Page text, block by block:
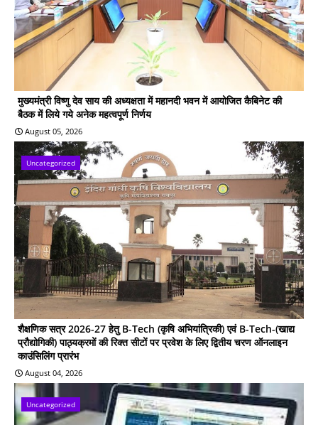
मुख्यमंत्री विष्णु देव साय की अध्यक्षता में महानदी भवन में आयोजित कैबिनेट की
बैठक में लिये गये अनेक महत्वपूर्ण निर्णय
August 05, 2026
Uncategorized
शैक्षणिक सत्र 2026-27 हेतु B-Tech (कृषि अभियांत्रिकी) एवं B-Tech-(खाद्य
प्रौद्योगिकी) पाठ्यक्रमों की रिक्त सीटों पर प्रवेश के लिए द्वितीय चरण ऑनलाइन
काउंसिलिंग प्रारंभ
August 04, 2026
Uncategorized